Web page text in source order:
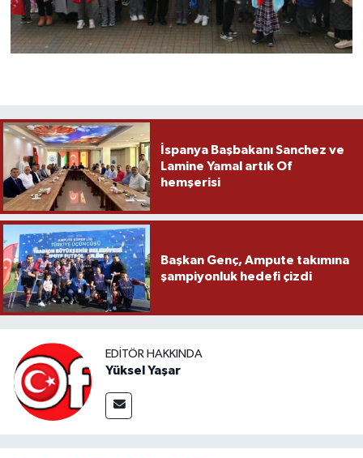
İspanya Başbakanı Sanchez ve
Lamine Yamal artık Of
hemşerisi
Başkan Genç, Ampute takımına
şampiyonluk hedefi çizdi
EDITÖR HAKKINDA
Yüksel Yaşar